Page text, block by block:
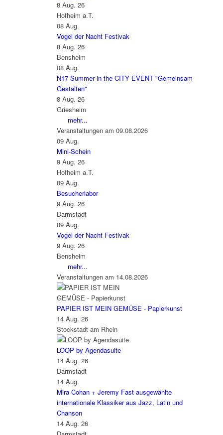
8 Aug. 26
Hofheim a.T.
08 Aug.
Vogel der Nacht Festivak
8 Aug. 26
Bensheim
08 Aug.
N17 Summer in the CITY EVENT "Gemeinsam
Gestalten"
8 Aug. 26
Griesheim
mehr...
Veranstaltungen am 09.08.2026
09 Aug.
Mini-Schein
9 Aug. 26
Hofheim a.T.
09 Aug.
Besucherlabor
9 Aug. 26
Darmstadt
09 Aug.
Vogel der Nacht Festivak
9 Aug. 26
Bensheim
mehr...
Veranstaltungen am 14.08.2026
PAPIER IST MEIN GEMÜSE - Papierkunst
14 Aug. 26
Stockstadt am Rhein
LOOP by Agendasuite
14 Aug. 26
Darmstadt
14 Aug.
Mira Cohan + Jeremy Fast ausgewählte
internationale Klassiker aus Jazz, Latin und
Chanson
14 Aug. 26